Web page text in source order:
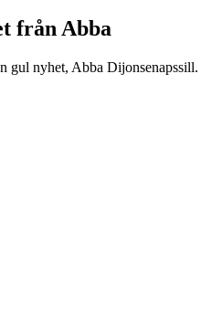
från Abba
gul nyhet, Abba